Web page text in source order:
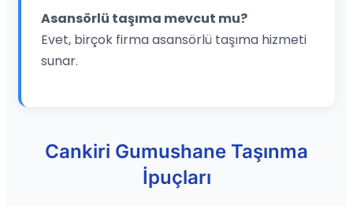
Asansörlü taşıma mevcut mu?
Evet, birçok firma asansörlü taşıma hizmeti
sunar.
Cankiri Gumushane Taşınma
İpuçları